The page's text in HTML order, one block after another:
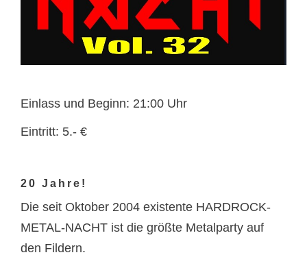
Einlass und Beginn: 21:00 Uhr
Eintritt: 5.- €
20 Jahre!
Die seit Oktober 2004 existente HARDROCK-
METAL-NACHT ist die größte Metalparty auf
den Fildern.